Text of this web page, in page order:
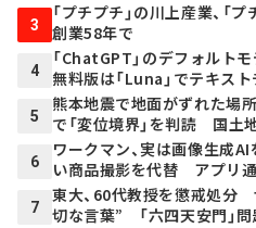
3
「プチプチ」の川上産業、「
創業58年で
4
「ChatGPT」のデフォルトモ
無料版は「Luna」でテキス
5
熊本地震で地面がずれた場
で「変位境界」を判読 国土
6
ワークマン、実は画像生成
い商品撮影を代替 アプリ
7
東大、60代教授を懲戒処分
切な言葉” 「六四天安門」